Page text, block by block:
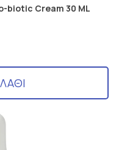
biotic Cream 30 ML